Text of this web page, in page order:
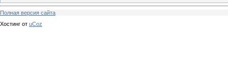
Полная версия сайта
Хостинг от uCoz